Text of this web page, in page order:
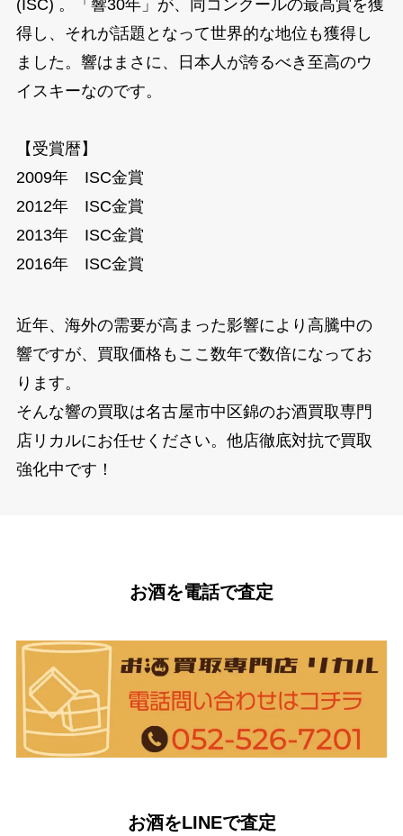
(ISC) 。「響30年」が、同コンクールの最高賞を獲
得し、それが話題となって世界的な地位も獲得し
ました。響はまさに、日本人が誇るべき至高のウ
イスキーなのです。
【受賞暦】
2009年 ISC金賞
2012年 ISC金賞
2013年 ISC金賞
2016年 ISC金賞
近年、海外の需要が高まった影響により高騰中の
響ですが、買取価格もここ数年で数倍になってお
ります。
そんな響の買取は名古屋市中区錦のお酒買取専門
店リカルにお任せください。他店徹底対抗で買取
強化中です！
お酒を電話で査定
お酒をLINEで査定